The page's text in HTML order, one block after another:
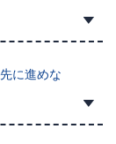
に進めな